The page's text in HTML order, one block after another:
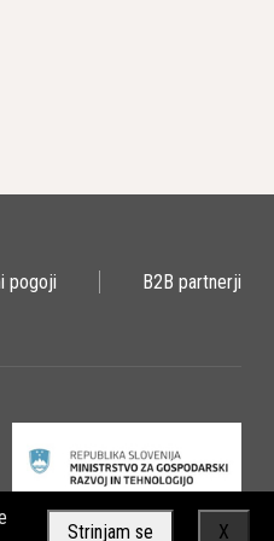
ali betona, pri čemer je
potrebo po dodatnem
območja, kar poveča
reciklažo, kar je
Strinjam se X
pogoji B2B partnerji